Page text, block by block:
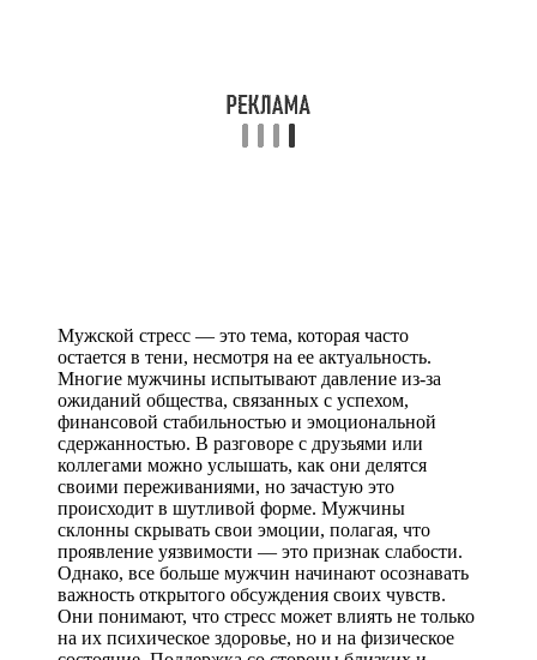
Мужской стресс — это тема, которая часто
остается в тени, несмотря на ее актуальность.
Многие мужчины испытывают давление из-за
ожиданий общества, связанных с успехом,
финансовой стабильностью и эмоциональной
сдержанностью. В разговоре с друзьями или
коллегами можно услышать, как они делятся
своими переживаниями, но зачастую это
происходит в шутливой форме. Мужчины
склонны скрывать свои эмоции, полагая, что
проявление уязвимости — это признак слабости.
Однако, все больше мужчин начинают осознавать
важность открытого обсуждения своих чувств.
Они понимают, что стресс может влиять не только
на их психическое здоровье, но и на физическое